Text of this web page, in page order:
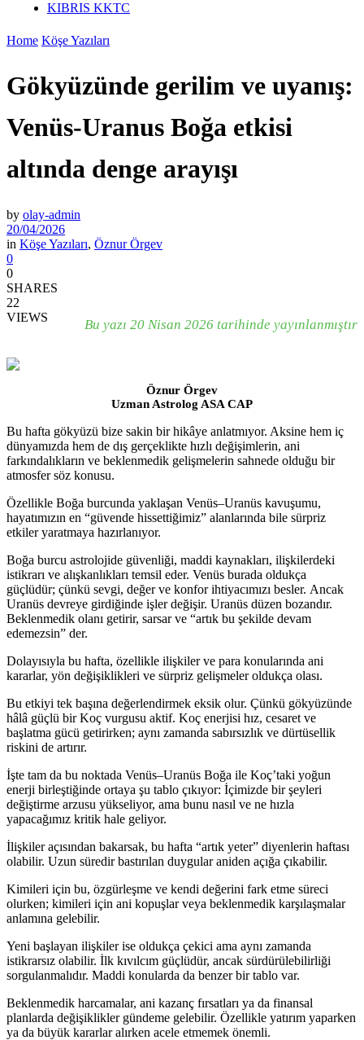
KIBRIS KKTC
Home Köşe Yazıları
Gökyüzünde gerilim ve uyanış:
Venüs-Uranus Boğa etkisi
altında denge arayışı
by olay-admin
20/04/2026
in Köşe Yazıları, Öznur Örgev
0
0
SHARES
22
VIEWS
Bu yazı 20 Nisan 2026 tarihinde yayınlanmıştır
Öznur Örgev
Uzman Astrolog ASA CAP
Bu hafta gökyüzü bize sakin bir hikâye anlatmıyor. Aksine hem iç
dünyamızda hem de dış gerçeklikte hızlı değişimlerin, ani
farkındalıkların ve beklenmedik gelişmelerin sahnede olduğu bir
atmosfer söz konusu.
Özellikle Boğa burcunda yaklaşan Venüs–Uranüs kavuşumu,
hayatımızın en “güvende hissettiğimiz” alanlarında bile sürpriz
etkiler yaratmaya hazırlanıyor.
Boğa burcu astrolojide güvenliği, maddi kaynakları, ilişkilerdeki
istikrarı ve alışkanlıkları temsil eder. Venüs burada oldukça
güçlüdür; çünkü sevgi, değer ve konfor ihtiyacımızı besler. Ancak
Uranüs devreye girdiğinde işler değişir. Uranüs düzen bozandır.
Beklenmedik olanı getirir, sarsar ve “artık bu şekilde devam
edemezsin” der.
Dolayısıyla bu hafta, özellikle ilişkiler ve para konularında ani
kararlar, yön değişiklikleri ve sürpriz gelişmeler oldukça olası.
Bu etkiyi tek başına değerlendirmek eksik olur. Çünkü gökyüzünde
hâlâ güçlü bir Koç vurgusu aktif. Koç enerjisi hız, cesaret ve
başlatma gücü getirirken; aynı zamanda sabırsızlık ve dürtüsellik
riskini de artırır.
İşte tam da bu noktada Venüs–Uranüs Boğa ile Koç’taki yoğun
enerji birleştiğinde ortaya şu tablo çıkıyor: İçimizde bir şeyleri
değiştirme arzusu yükseliyor, ama bunu nasıl ve ne hızla
yapacağımız kritik hale geliyor.
İlişkiler açısından bakarsak, bu hafta “artık yeter” diyenlerin haftası
olabilir. Uzun süredir bastırılan duygular aniden açığa çıkabilir.
Kimileri için bu, özgürleşme ve kendi değerini fark etme süreci
olurken; kimileri için ani kopuşlar veya beklenmedik karşılaşmalar
anlamına gelebilir.
Yeni başlayan ilişkiler ise oldukça çekici ama aynı zamanda
istikrarsız olabilir. İlk kıvılcım güçlüdür, ancak sürdürülebilirliği
sorgulanmalıdır. Maddi konularda da benzer bir tablo var.
Beklenmedik harcamalar, ani kazanç fırsatları ya da finansal
planlarda değişiklikler gündeme gelebilir. Özellikle yatırım yaparken
ya da büyük kararlar alırken acele etmemek önemli.